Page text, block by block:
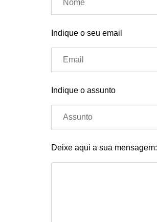
Indique o seu email
Indique o assunto
Deixe aqui a sua mensagem: